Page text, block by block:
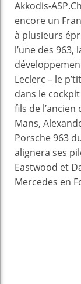
Akkodis-
encore un
à plusieurs
l’une des 963,
Leclerc – le
dans le
fils de
Mans,
Porsche 963
alignera ses
Eastwood et
Mercedes en